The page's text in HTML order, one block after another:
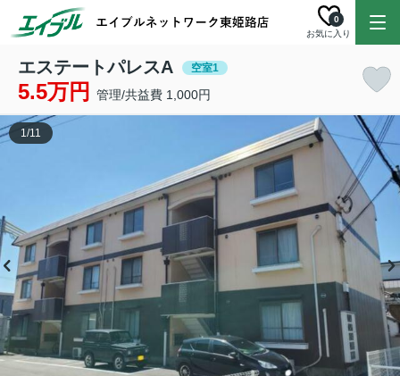
お気に入り
0
エステートパレスA 空室1
5.5万円 管理/共益費 1,000円
1/11